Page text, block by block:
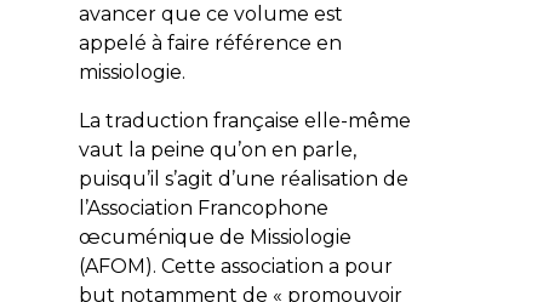
avancer que ce volume est
appelé à faire référence en
missiologie.
La traduction française elle-même
vaut la peine qu’on en parle,
puisqu’il s’agit d’une réalisation de
l’Association Francophone
œcuménique de Missiologie
(AFOM). Cette association a pour
but notamment de « promouvoir